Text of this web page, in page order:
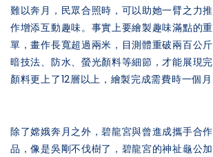
難以奔月，民眾合照時，可以助她一臂之力
作增添互動趣味。事實上要繪製趣味滿點的
單，畫作長寬超過兩米，目測體重破兩百公
暗技法、防水、螢光顏料等細節，才能展現
顏料更上了12層以上，繪製完成需費時一個月
除了嫦娥奔月之外，碧龍宮與曾進成攜手合
品，像是吳剛不伐樹了，碧龍宮的神祉龜公